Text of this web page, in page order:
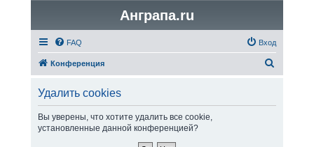
Анграпа.ru
FAQ Вход
Конференция
Удалить cookies
Вы уверены, что хотите удалить все cookie,
установленные данной конференцией?